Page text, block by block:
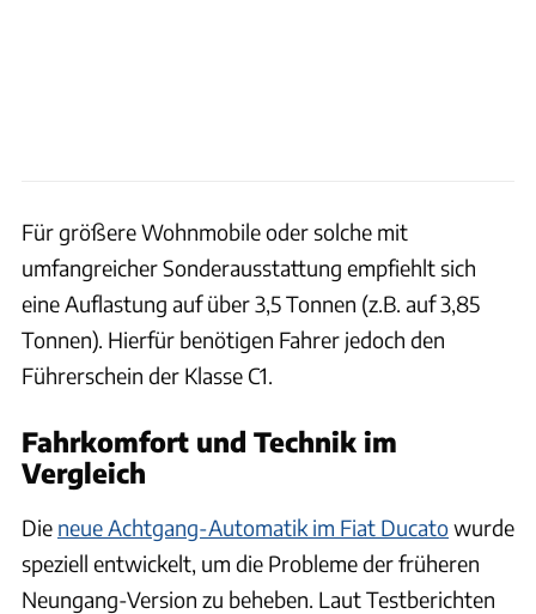
Für größere Wohnmobile oder solche mit
umfangreicher Sonderausstattung empfiehlt sich
eine Auflastung auf über 3,5 Tonnen (z.B. auf 3,85
Tonnen). Hierfür benötigen Fahrer jedoch den
Führerschein der Klasse C1.
Fahrkomfort und Technik im
Vergleich
Die neue Achtgang-Automatik im Fiat Ducatowurde
speziell entwickelt, um die Probleme der früheren
Neungang-Version zu beheben. Laut Testberichten